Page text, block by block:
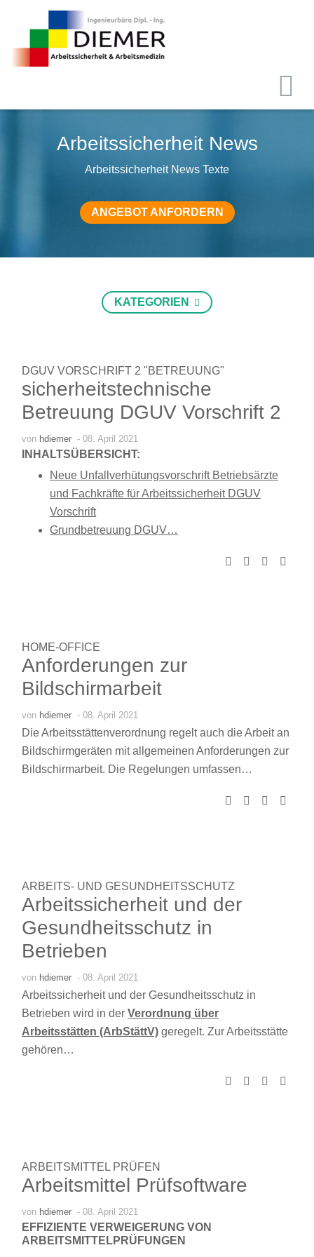
Arbeitssicherheit News
Arbeitssicherheit News Texte
ANGEBOT ANFORDERN
KATEGORIEN
DGUV VORSCHRIFT 2 "BETREUUNG"
sicherheitstechnische
Betreuung DGUV Vorschrift 2
von hdiemer - 08. April 2021
INHALTSÜBERSICHT:
Neue Unfallverhütungsvorschrift Betriebsärzte
und Fachkräfte für Arbeitssicherheit DGUV
Vorschrift
Grundbetreuung DGUV…
HOME-OFFICE
Anforderungen zur
Bildschirmarbeit
von hdiemer - 08. April 2021
Die Arbeitsstättenverordnung regelt auch die Arbeit an
Bildschirmgeräten mit allgemeinen Anforderungen zur
Bildschirmarbeit. Die Regelungen umfassen…
ARBEITS- UND GESUNDHEITSSCHUTZ
Arbeitssicherheit und der
Gesundheitsschutz in
Betrieben
von hdiemer - 08. April 2021
Arbeitssicherheit und der Gesundheitsschutz in
Betrieben wird in der Verordnung über
Arbeitsstätten (ArbStättV) geregelt. Zur Arbeitsstätte
gehören…
ARBEITSMITTEL PRÜFEN
Arbeitsmittel Prüfsoftware
von hdiemer - 08. April 2021
EFFIZIENTE VERWEIGERUNG VON
ARBEITSMITTELPRÜFUNGEN